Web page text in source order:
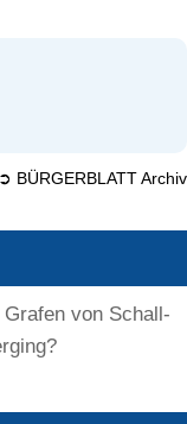
➲ BÜRGERBLATT Archiv
von Schall-